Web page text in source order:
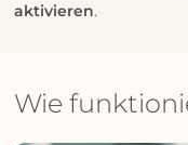
aktivieren.
Wie